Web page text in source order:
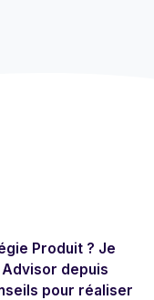
Produit ? Je
depuis
pour réaliser